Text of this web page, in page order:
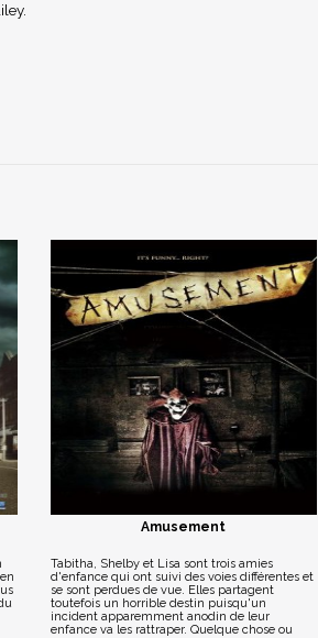
Amusement
Tabitha, Shelby et Lisa sont trois amies
d'enfance qui ont suivi des voies différentes et
se sont perdues de vue. Elles partagent
toutefois un horrible destin puisqu'un
incident apparemment anodin de leur
enfance va les rattraper. Quelque chose ou